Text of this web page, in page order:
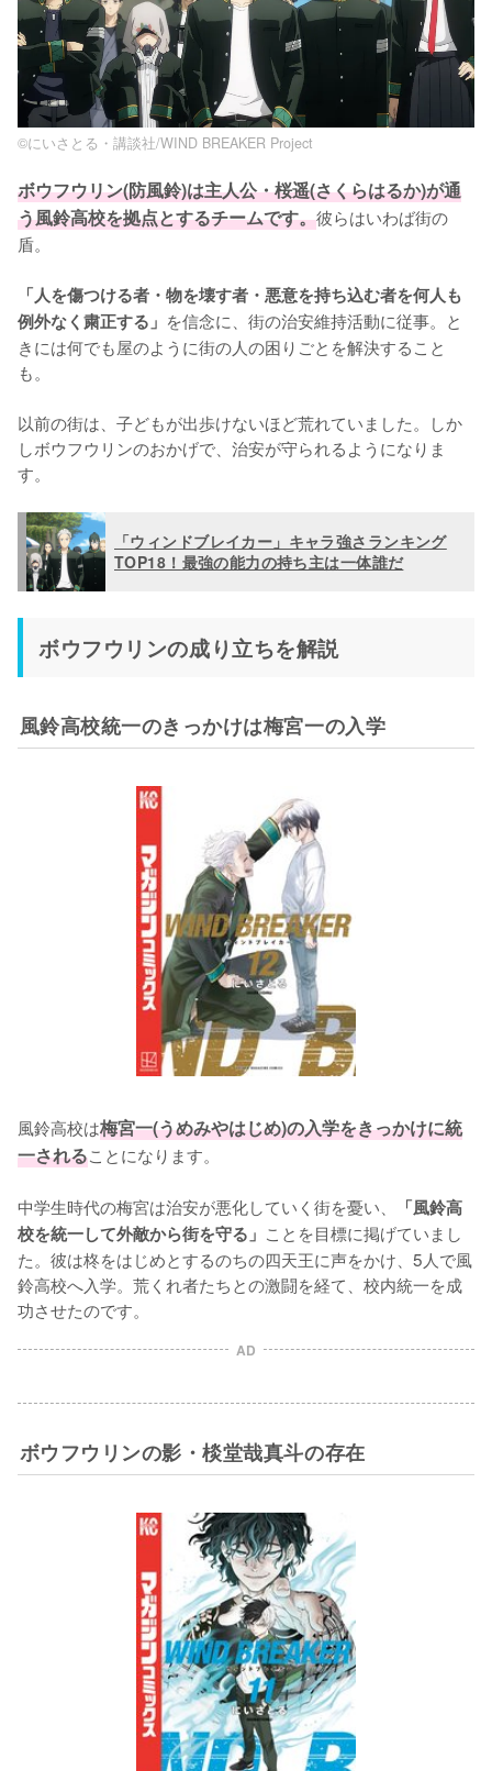
©にいさとる・講談社/WIND BREAKER Project
ボウフウリン(防風鈴)は主人公・桜遥(さくらはるか)が通
う風鈴高校を拠点とするチームです。彼らはいわば街の
盾。
「人を傷つける者・物を壊す者・悪意を持ち込む者を何人も
例外なく粛正する」 を信念に、街の治安維持活動に従事。と
きには何でも屋のように街の人の困りごとを解決すること
も。
以前の街は、子どもが出歩けないほど荒れていました。しか
しボウフウリンのおかげで、治安が守られるようになりま
す。
「ウィンドブレイカー」キャラ強さランキング
TOP18！最強の能力の持ち主は一体誰だ
ボウフウリンの成り立ちを解説
風鈴高校統一のきっかけは梅宮一の入学
風鈴高校は梅宮一(うめみやはじめ)の入学をきっかけに統
一されることになります。
中学生時代の梅宮は治安が悪化していく街を憂い、
「風鈴高
校を統一して外敵から街を守る」 ことを目標に掲げていまし
た。彼は柊をはじめとするのちの四天王に声をかけ、5人で風
鈴高校へ入学。荒くれ者たちとの激闘を経て、校内統一を成
功させたのです。
AD
ボウフウリンの影・棪堂哉真斗の存在